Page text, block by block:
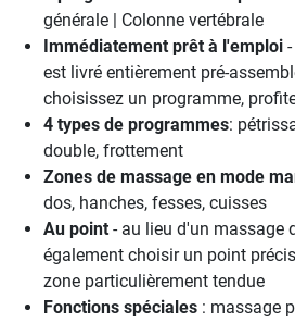
générale | Colonne vertébrale
Immédiatement prêt à l'emploi
est livré entièrement pré-
choisissez un programme,
4 types de programmes:
double, frottement
Zones de massage en mode
dos, hanches, fesses, cuisses
Au point - au lieu d'un massage
également choisir un point
zone particulièrement tendue
Fonctions spéciales : massage